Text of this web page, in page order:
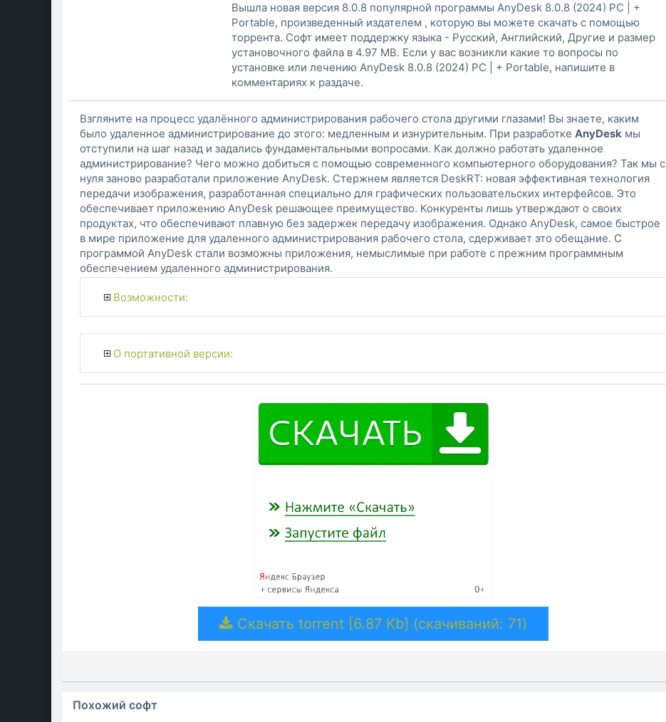
Вышла новая версия 8.0.8 популярной программы AnyDesk 8.0.8 (2024) PC | +
Portable, произведенный издателем , которую вы можете скачать с помощью
торрента. Софт имеет поддержку языка - Русский, Английский, Другие и размер
установочного файла в 4.97 MB. Если у вас возникли какие то вопросы по
установке или лечению AnyDesk 8.0.8 (2024) PC | + Portable, напишите в
комментариях к раздаче.
Взгляните на процесс удалённого администрирования рабочего стола другими глазами! Вы знаете, каким
было удаленное администрирование до этого: медленным и изнурительным. При разработке AnyDesk мы
отступили на шаг назад и задались фундаментальными вопросами. Как должно работать удаленное
администрирование? Чего можно добиться с помощью современного компьютерного оборудования? Так мы с
нуля заново разработали приложение AnyDesk. Стержнем является DeskRT: новая эффективная технология
передачи изображения, разработанная специально для графических пользовательских интерфейсов. Это
обеспечивает приложению AnyDesk решающее преимущество. Конкуренты лишь утверждают о своих
продуктах, что обеспечивают плавную без задержек передачу изображения. Однако AnyDesk, самое быстрое
в мире приложение для удаленного администрирования рабочего стола, сдерживает это обещание. С
программой AnyDesk стали возможны приложения, немыслимые при работе с прежним программным
обеспечением удаленного администрирования.
Возможности:
О портативной версии:
Скачать torrent [6.87 Kb] (cкачиваний: 71)
Похожий софт